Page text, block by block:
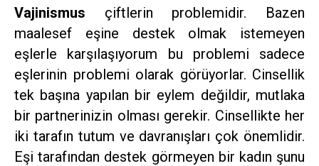
Vajinismus çiftlerin problemidir. Bazen
maalesef eşine destek olmak istemeyen
eşlerle karşılaşıyorum bu problemi sadece
eşlerinin problemi olarak görüyorlar. Cinsellik
tek başına yapılan bir eylem değildir, mutlaka
bir partnerinizin olması gerekir. Cinsellikte her
iki tarafın tutum ve davranışları çok önemlidir.
Eşi tarafından destek görmeyen bir kadın şunu